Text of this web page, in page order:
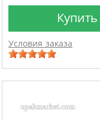
Купить
Условия заказа